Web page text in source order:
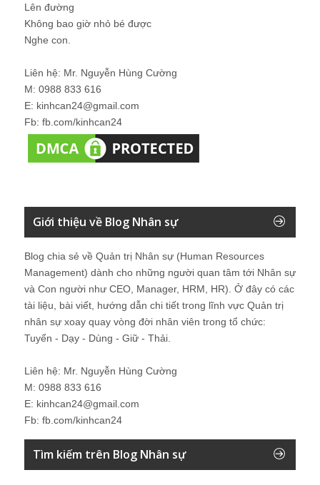
Lên đường
Không bao giờ nhỏ bé được
Nghe con.
Liên hệ: Mr. Nguyễn Hùng Cường
M: 0988 833 616
E: kinhcan24@gmail.com
Fb: fb.com/kinhcan24
Giới thiệu về Blog Nhân sự
Blog chia sẻ về Quản trị Nhân sự (Human Resources
Management) dành cho những người quan tâm tới Nhân sự
và Con người như CEO, Manager, HRM, HR). Ở đây có các
tài liệu, bài viết, hướng dẫn chi tiết trong lĩnh vực Quản trị
nhân sự xoay quay vòng đời nhân viên trong tổ chức:
Tuyển - Dạy - Dùng - Giữ - Thải.
Liên hệ: Mr. Nguyễn Hùng Cường
M: 0988 833 616
E: kinhcan24@gmail.com
Fb: fb.com/kinhcan24
Tìm kiếm trên Blog Nhân sự